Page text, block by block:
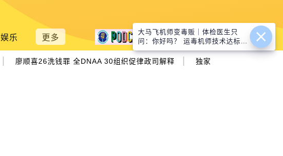
娱乐 更多
廖顺喜26洗钱罪 全DNAA 30组织促律政司解释 独家｜独居华妇遭匪闯
大马飞机师变毒贩｜体检医生只
问：你好吗？ 运毒机师技术达标没
被质疑